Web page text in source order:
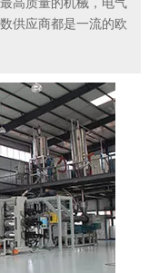
供应商都是一流的欧